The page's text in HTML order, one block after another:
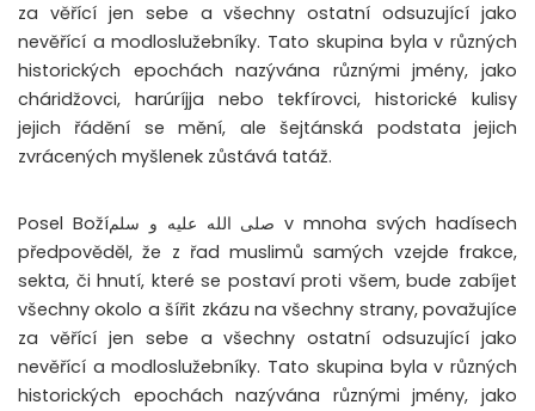
za věřící jen sebe a všechny ostatní odsuzující jako
nevěřící a modloslužebníky. Tato skupina byla v různých
historických epochách nazývána různými jmény, jako
cháridžovci, harúríjja nebo tekfírovci, historické kulisy
jejich řádění se mění, ale šejtánská podstata jejich
zvrácených myšlenek zůstává tatáž.
Posel Božíصلى الله عليه و سلم v mnoha svých hadísech
předpověděl, že z řad muslimů samých vzejde frakce,
sekta, či hnutí, které se postaví proti všem, bude zabíjet
všechny okolo a šířit zkázu na všechny strany, považujíce
za věřící jen sebe a všechny ostatní odsuzující jako
nevěřící a modloslužebníky. Tato skupina byla v různých
historických epochách nazývána různými jmény, jako